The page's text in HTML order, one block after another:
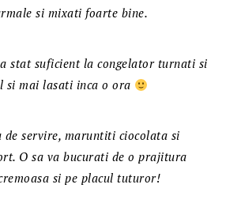
si mixati foarte bine.
stat suficient la congelator turnati si
si mai lasati inca o ora
de servire, maruntiti ciocolata si
O sa va bucurati de o prajitura
si pe placul tuturor!